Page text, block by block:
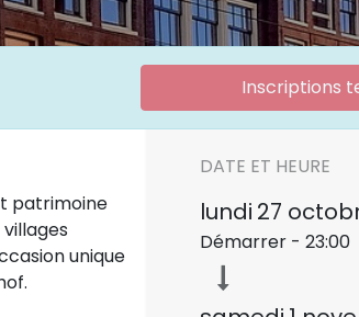
Inscriptions
patrimoine
unique
DATE ET HEURE
lundi 27
Démarrer - 23:00